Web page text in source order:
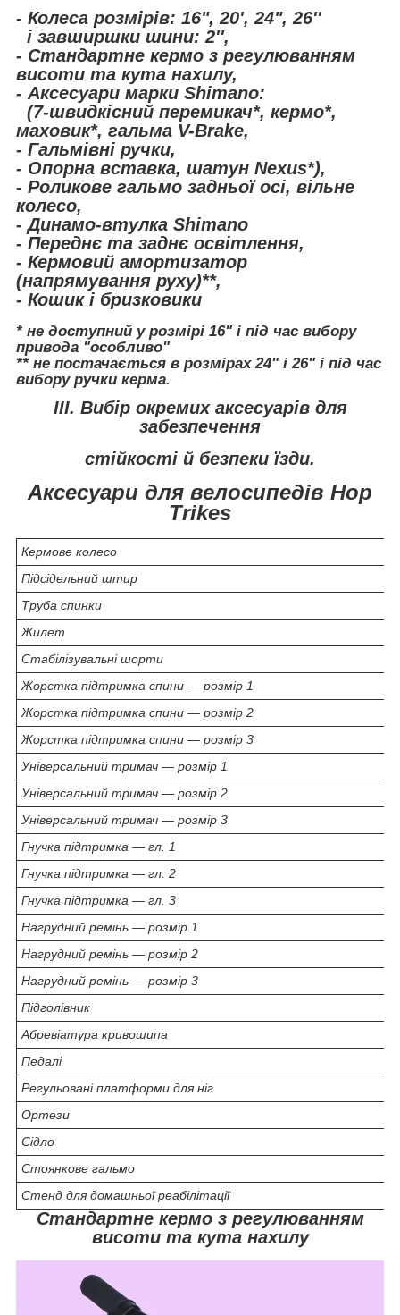
- Колеса розмірів: 16", 20', 24", 26''
і завширшки шини: 2'',
- Стандартне кермо з регулюванням
висоти та кута нахилу,
- Аксесуари марки Shimano:
(7-швидкісний перемикач*, кермо*,
маховик*, гальма V-Brake,
- Гальмівні ручки,
- Опорна вставка, шатун Nexus*),
- Роликове гальмо задньої осі, вільне
колесо,
- Динамо-втулка Shimano
- Переднє та заднє освітлення,
- Кермовий амортизатор
(напрямування руху)**,
- Кошик і бризковики
* не доступний у розмірі 16" і під час вибору
привода "особливо"
** не постачається в розмірах 24" і 26" і під час
вибору ручки керма.
III. Вибір окремих аксесуарів для
забезпечення
стійкості й безпеки їзди.
Аксесуари для велосипедів Hop
Trikes
Кермове колесо
Підсідельний штир
Труба спинки
Жилет
Стабілізувальні шорти
Жорстка підтримка спини — розмір 1
Жорстка підтримка спини — розмір 2
Жорстка підтримка спини — розмір 3
Універсальний тримач — розмір 1
Універсальний тримач — розмір 2
Універсальний тримач — розмір 3
Гнучка підтримка — гл. 1
Гнучка підтримка — гл. 2
Гнучка підтримка — гл. 3
Нагрудний ремінь — розмір 1
Нагрудний ремінь — розмір 2
Нагрудний ремінь — розмір 3
Підголівник
Абревіатура кривошипа
Педалі
Регульовані платформи для ніг
Ортези
Сідло
Стоянкове гальмо
Стенд для домашньої реабілітації
Стандартне кермо з регулюванням
висоти та кута нахилу